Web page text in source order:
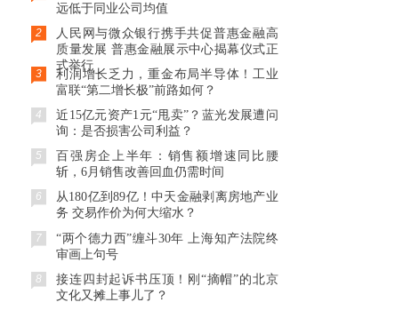
远低于同业公司均值
2
人民网与微众银行携手共促普惠金融高
质量发展 普惠金融展示中心揭幕仪式正
式举行
3
利润增长乏力，重金布局半导体！工业
富联“第二增长极”前路如何？
4
近15亿元资产1元“甩卖”？蓝光发展遭问
询：是否损害公司利益？
5
百强房企上半年：销售额增速同比腰
斩，6月销售改善回血仍需时间
6
从180亿到89亿！中天金融剥离房地产业
务 交易作价为何大缩水？
7
“两个德力西”缠斗30年 上海知产法院终
审画上句号
8
接连四封起诉书压顶！刚“摘帽”的北京
文化又摊上事儿了？